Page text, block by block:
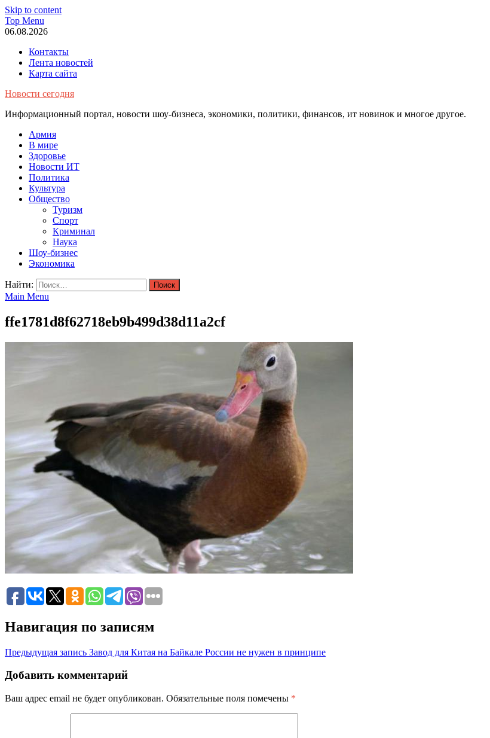
Skip to content
Top Menu
06.08.2026
Контакты
Лента новостей
Карта сайта
Новости сегодня
Информационный портал, новости шоу-бизнеса, экономики, политики, финансов, ит новинок и многое другое.
Армия
В мире
Здоровье
Новости ИТ
Политика
Культура
Общество
Туризм
Спорт
Криминал
Наука
Шоу-бизнес
Экономика
Найти:
Main Menu
ffe1781d8f62718eb9b499d38d11a2cf
Навигация по записям
Предыдущая запись Завод для Китая на Байкале России не нужен в принципе
Добавить комментарий
Ваш адрес email не будет опубликован. Обязательные поля помечены *